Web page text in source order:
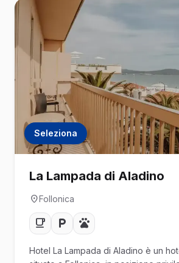
Seleziona
La Lampada di Aladino
Follonica
Hotel La Lampada di Aladino è un